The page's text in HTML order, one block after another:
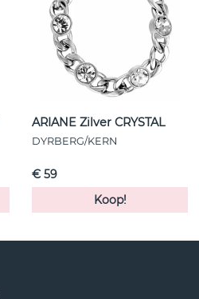
ARIANE Zilver CRYSTAL
DYRBERG/KERN
€ 59
Koop!